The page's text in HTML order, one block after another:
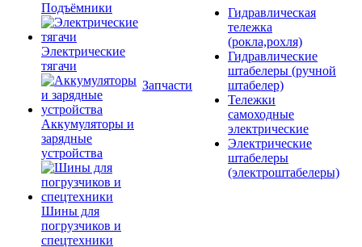
Подъёмники
Электрические
тягачи
Аккумуляторы и
зарядные
устройства
Шины для
погрузчиков и
спецтехники
Запчасти
Гидравлическая
тележка
(рокла,рохля)
Гидравлические
штабелеры (ручной
штабелер)
Тележки
самоходные
электрические
Электрические
штабелеры
(электроштабелеры)